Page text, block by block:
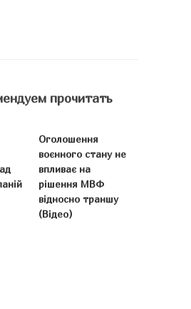
прочитать
Оголошення
воєнного стану не
впливає на
рішення МВФ
відносно траншу
(Відео)